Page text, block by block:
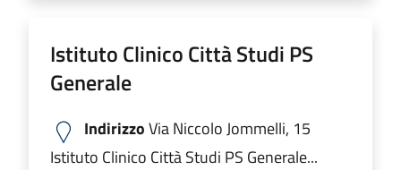
Istituto Clinico Città Studi PS
Generale
IndirizzoVia Niccolo Jommelli, 15
Istituto Clinico Città Studi PS Generale...